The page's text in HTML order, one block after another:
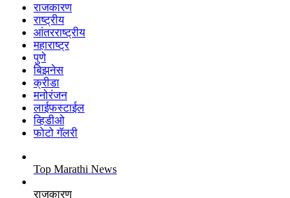
राजकारण
राष्ट्रीय
आंतरराष्ट्रीय
महाराष्ट्र
पुणे
बिझनेस
क्रीडा
मनोरंजन
लाईफस्टाईल
व्हिडीओ
फोटो गॅलरी
Top Marathi News
राजकारण